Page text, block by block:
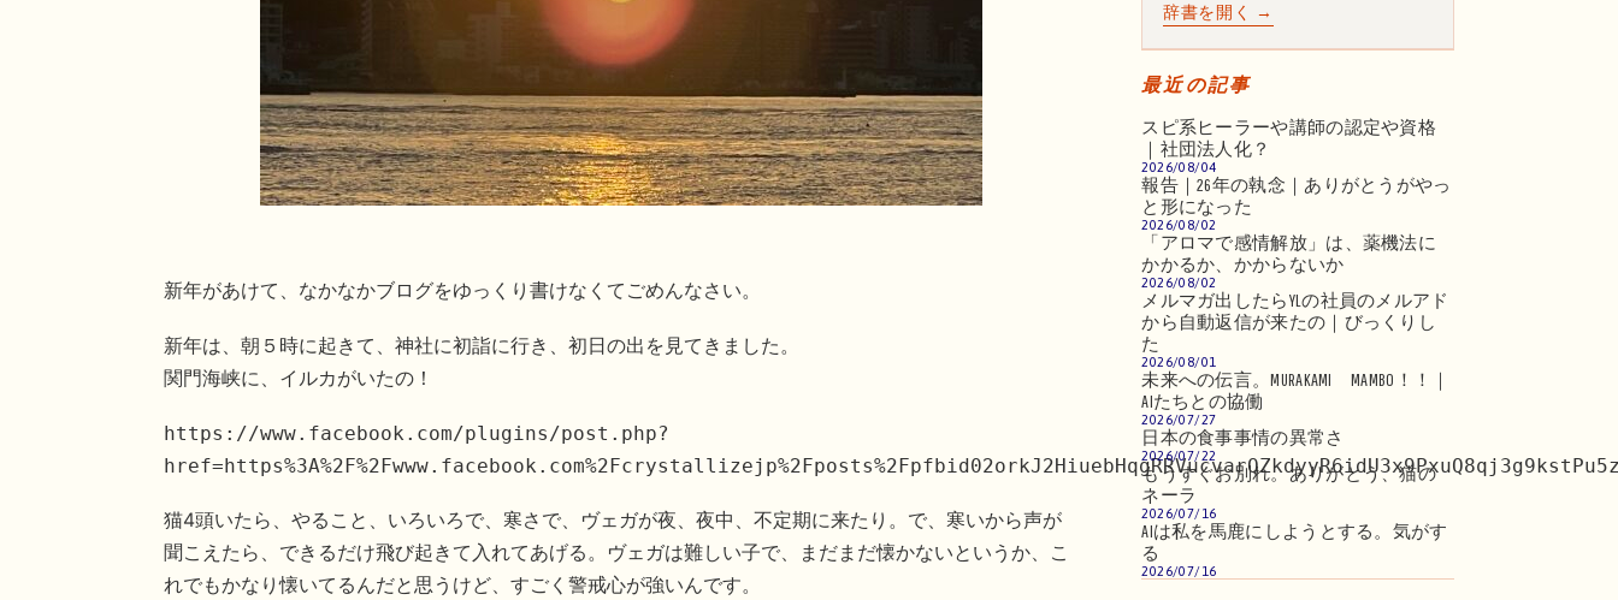
新年があけて、なかなかブログをゆっくり書けなくてごめんなさい。
新年は、朝５時に起きて、神社に初詣に行き、初日の出を見てきました。
関門海峡に、イルカがいたの！
https://www.facebook.com/plugins/post.php?
猫4頭いたら、やること、いろいろで、寒さで、ヴェガが夜、夜中、不定期に来たり。で、寒いから声が
聞こえたら、できるだけ飛び起きて入れてあげる。ヴェガは難しい子で、まだまだ懐かないというか、こ
れでもかなり懐いてるんだと思うけど、すごく警戒心が強いんです。
辞書を開く →
最近の記事
スピ系ヒーラーや講師の認定や資格
｜社団法人化？
2026/08/04
報告｜26年の執念｜ありがとうがやっ
と形になった
2026/08/02
「アロマで感情解放」は、薬機法に
かかるか、かからないか
2026/08/02
メルマガ出したらYLの社員のメルアド
から自動返信が来たの｜びっくりし
た
2026/08/01
未来への伝言。MURAKAMI MAMBO！！｜
AIたちとの協働
2026/07/27
日本の食事事情の異常さ
2026/07/22
もうすぐお別れ。ありがとう、猫の
ネーラ
2026/07/16
AIは私を馬鹿にしようとする。気がす
る
2026/07/16